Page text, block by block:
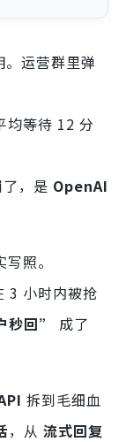
运营群里弹
均等待 12 分
，是 OpenAI
照。
3 小时内被抢
秒回”
成了
拆到毛细血
，从 流式回复